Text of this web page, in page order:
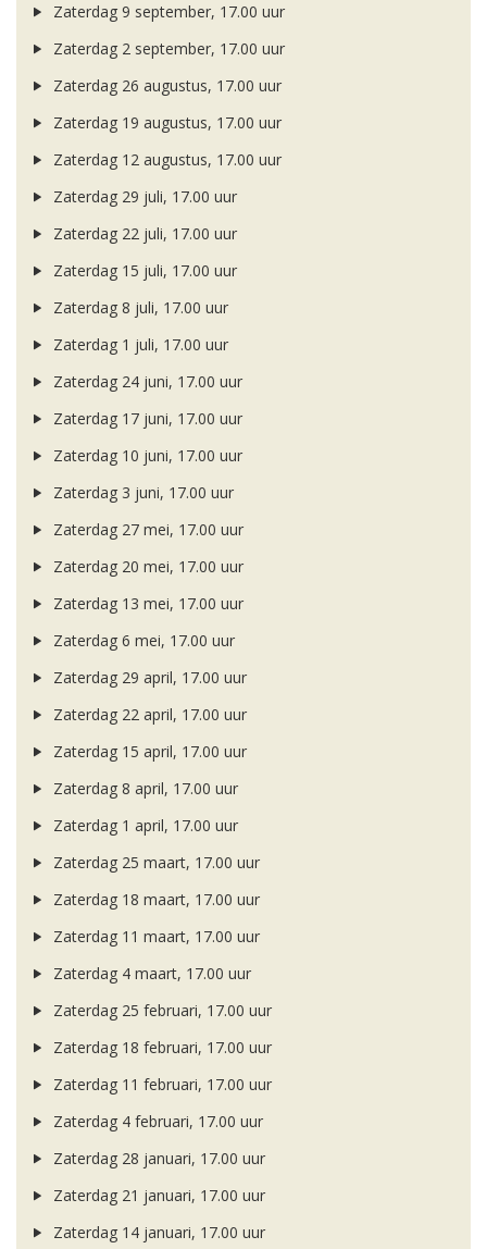
Zaterdag 9 september, 17.00 uur
Zaterdag 2 september, 17.00 uur
Zaterdag 26 augustus, 17.00 uur
Zaterdag 19 augustus, 17.00 uur
Zaterdag 12 augustus, 17.00 uur
Zaterdag 29 juli, 17.00 uur
Zaterdag 22 juli, 17.00 uur
Zaterdag 15 juli, 17.00 uur
Zaterdag 8 juli, 17.00 uur
Zaterdag 1 juli, 17.00 uur
Zaterdag 24 juni, 17.00 uur
Zaterdag 17 juni, 17.00 uur
Zaterdag 10 juni, 17.00 uur
Zaterdag 3 juni, 17.00 uur
Zaterdag 27 mei, 17.00 uur
Zaterdag 20 mei, 17.00 uur
Zaterdag 13 mei, 17.00 uur
Zaterdag 6 mei, 17.00 uur
Zaterdag 29 april, 17.00 uur
Zaterdag 22 april, 17.00 uur
Zaterdag 15 april, 17.00 uur
Zaterdag 8 april, 17.00 uur
Zaterdag 1 april, 17.00 uur
Zaterdag 25 maart, 17.00 uur
Zaterdag 18 maart, 17.00 uur
Zaterdag 11 maart, 17.00 uur
Zaterdag 4 maart, 17.00 uur
Zaterdag 25 februari, 17.00 uur
Zaterdag 18 februari, 17.00 uur
Zaterdag 11 februari, 17.00 uur
Zaterdag 4 februari, 17.00 uur
Zaterdag 28 januari, 17.00 uur
Zaterdag 21 januari, 17.00 uur
Zaterdag 14 januari, 17.00 uur